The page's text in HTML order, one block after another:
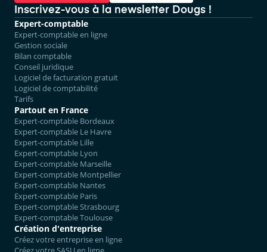
Inscrivez-vous à la newsletter Dougs !
Expert-comptable
Expert-comptable en ligne
Gestion sociale
Bilan comptable
Conseil juridique
Logiciel de facturation gratuit
Logiciel de comptabilité
Tarifs
Partout en France
Expert-comptable Bordeaux
Expert-comptable Le Havre
Expert-comptable Lille
Expert-comptable Lyon
Expert-comptable Marseille
Expert-comptable Montpellier
Expert-comptable Nantes
Expert-comptable Paris
Expert-comptable Strasbourg
Expert-comptable Toulouse
Création d'entreprise
Créez votre entreprise en ligne